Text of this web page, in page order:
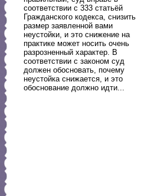
соответствии с 333 статьёй
Гражданского кодекса, снизить
размер заявленной вами
неустойки, и это снижение на
практике может носить очень
разрозненный характер. В
соответствии с законом суд
должен обосновать, почему
неустойка снижается, и это
обоснование должно идти...